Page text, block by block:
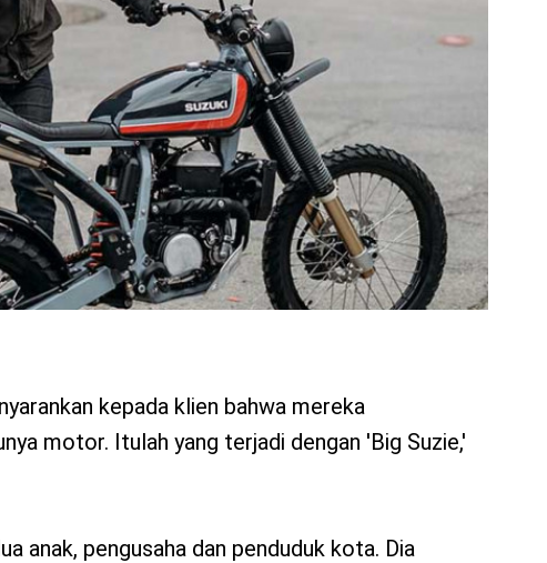
kepada klien bahwa mereka
motor. Itulah yang terjadi dengan 'Big Suzie,'
anak, pengusaha dan penduduk kota. Dia